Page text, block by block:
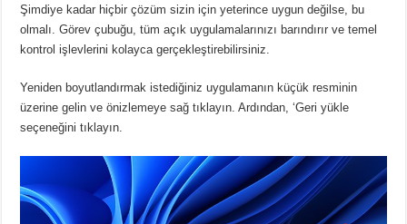
Şimdiye kadar hiçbir çözüm sizin için yeterince uygun değilse, bu
olmalı.Görev çubuğu, tüm açık uygulamalarınızı barındırır ve temel
kontrol işlevlerini kolayca gerçekleştirebilirsiniz.
Yeniden boyutlandırmak istediğiniz uygulamanın küçük resminin
üzerine gelin ve önizlemeye sağ tıklayın.Ardından, ‘Geri yükle
seçeneğini tıklayın.